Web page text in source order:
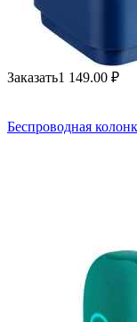
Заказать1 149.00 ₽
Беспроводная